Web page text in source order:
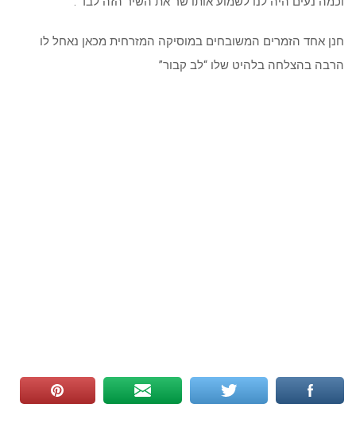
חנן אחד הזמרים המשובחים במוסיקה המזרחית מכאן נאחל לו
הרבה בהצלחה בלהיט שלו “לב קבור”